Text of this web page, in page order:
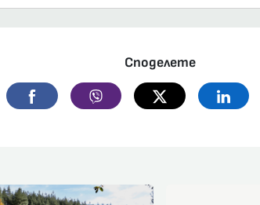
Споделете
Facebook Viber Twitter